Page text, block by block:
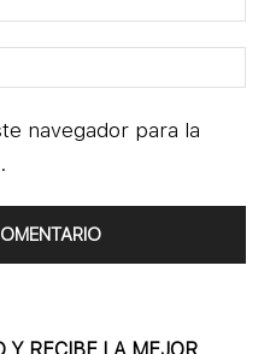
navegador para la